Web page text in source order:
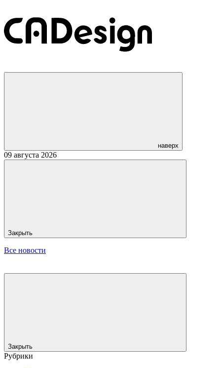
наверх
09 августа 2026
Закрыть
Все новости
Закрыть
Рубрики